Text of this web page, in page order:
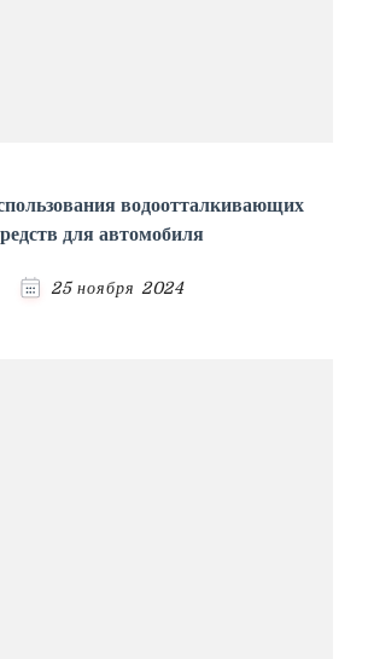
водоотталкивающих
для автомобиля
25 ноября 2024